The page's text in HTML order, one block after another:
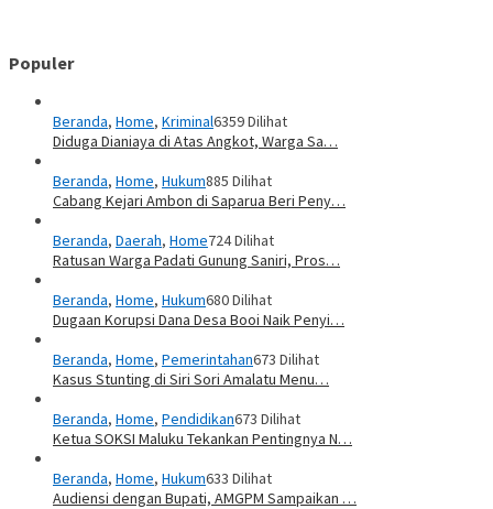
Populer
Beranda, Home, Kriminal6359 Dilihat
Diduga Dianiaya di Atas Angkot, Warga Sa…
Beranda, Home, Hukum885 Dilihat
Cabang Kejari Ambon di Saparua Beri Peny…
Beranda, Daerah, Home724 Dilihat
Ratusan Warga Padati Gunung Saniri, Pros…
Beranda, Home, Hukum680 Dilihat
Dugaan Korupsi Dana Desa Booi Naik Penyi…
Beranda, Home, Pemerintahan673 Dilihat
Kasus Stunting di Siri Sori Amalatu Menu…
Beranda, Home, Pendidikan673 Dilihat
Ketua SOKSI Maluku Tekankan Pentingnya N…
Beranda, Home, Hukum633 Dilihat
Audiensi dengan Bupati, AMGPM Sampaikan …